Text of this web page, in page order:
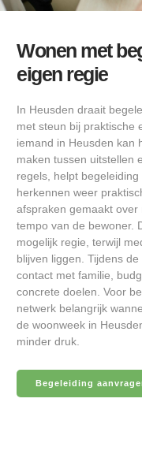
Wonen met
eigen regie
In Heusden draait
met steun bij praktische
iemand in Heusden kan
maken tussen uitstellen
regels, helpt
herkennen weer
afspraken gemaakt
tempo van de bewoner.
mogelijk regie, terwijl
blijven liggen. Tijdens
contact met familie,
concrete doelen. Voor
netwerk belangrijk
de woonweek in
minder druk.
Begeleiding